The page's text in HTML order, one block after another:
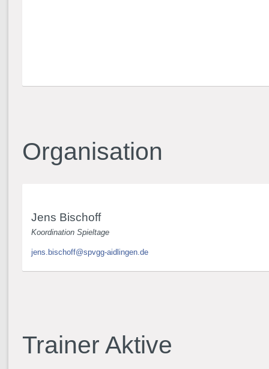
Organisation
Jens Bischoff
Koordination Spieltage
jens.bischoff@spvgg-aidlingen.de
Trainer Aktive